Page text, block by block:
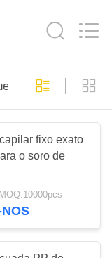
52
do vácuo
fixo exato
o soro de